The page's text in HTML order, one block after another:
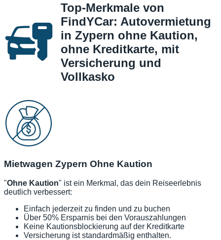
Top-Merkmale von
FindYCar: Autovermietung
in Zypern ohne Kaution,
ohne Kreditkarte, mit
Versicherung und
Vollkasko
Mietwagen Zypern Ohne Kaution
"Ohne Kaution" ist ein Merkmal, das dein Reiseerlebnis
deutlich verbessert:
Einfach jederzeit zu finden und zu buchen
Über 50% Ersparnis bei den Vorauszahlungen
Keine Kautionsblockierung auf der Kreditkarte
Versicherung ist standardmäßig enthalten.